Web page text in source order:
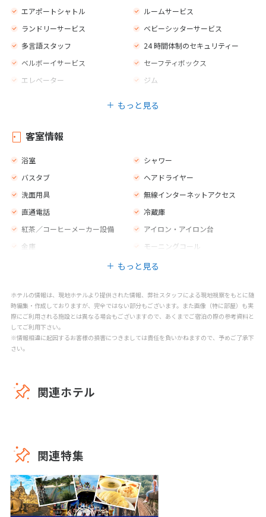
エアポートシャトル
ルームサービス
ランドリーサービス
ベビーシッターサービス
多言語スタッフ
24 時間体制のセキュリティー
ベルボーイサービス
セーフティボックス
エレベーター
ジム
レストラン
ゲームルーム
カヌー
フィットネス
バレーボール
ビリヤード
ボーリング場
もっと見る
客室情報
浴室
シャワー
バスタブ
ヘアドライヤー
洗面用具
無線インターネットアクセス
直通電話
冷蔵庫
紅茶／コーヒーメーカー設備
アイロン・アイロン台
金庫
モーニングコール
もっと見る
ホテルの情報は、現地ホテルより提供された情報、弊社スタッフによる現地視察をもとに随
時編集・作成しておりますが、完全ではない部分もございます。また画像（特に部屋）も実
際にご利用される施設とは異なる場合もございますので、あくまでご宿泊の際の参考資料と
してご利用下さい。
※情報相違に起因するお客様の損害につきましては責任を負いかねますので、予めご了承下
さい。
関連ホテル
関連特集